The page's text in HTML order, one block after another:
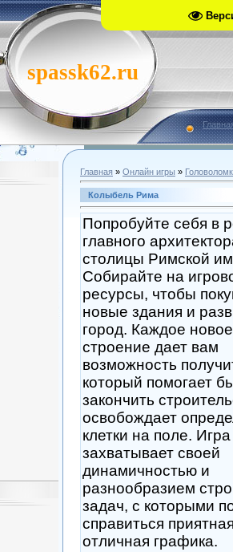
spassk62.ru
Главная » Онлайн игры »
Колыбель Рима
Попробуйте себя в
главного
столицы Римской
Собирайте на
ресурсы, чтобы
новые здания и
город. Каждое новое
строение дает вам
возможность
который помогает
закончить
освобождает
клетки на поле. Игра
захватывает своей
динамичностью и
разнообразием
задач, с которыми
справиться
отличная графика.